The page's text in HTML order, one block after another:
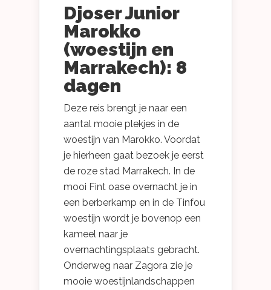
Djoser Junior
Marokko
(woestijn en
Marrakech): 8
dagen
Deze reis brengt je naar een
aantal mooie plekjes in de
woestijn van Marokko. Voordat
je hierheen gaat bezoek je eerst
de roze stad Marrakech. In de
mooi Fint oase overnacht je in
een berberkamp en in de Tinfou
woestijn wordt je bovenop een
kameel naar je
overnachtingsplaats gebracht.
Onderweg naar Zagora zie je
mooie woestijnlandschappen